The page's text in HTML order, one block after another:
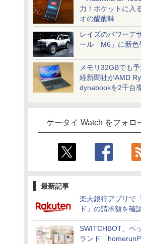
力！ポケットに入
オの醍醐味
レイズのパワーデ
ール「M6」に新色
メモリ32GBでも
経新聞社がAMD
dynabookを2千台
ケータイ Watch をフォロ
最新記事
楽天銀行アプリで
ド」の請求額を確
SWITCHBOT、ペ
ランド「